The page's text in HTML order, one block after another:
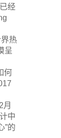
经
热
呈
何
月
中
”的